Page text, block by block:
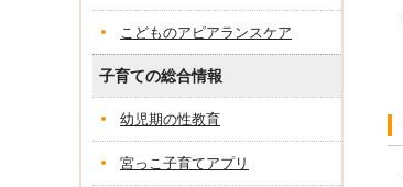
こどものアピアランスケア
子育ての総合情報
幼児期の性教育
宮っこ子育てアプリ